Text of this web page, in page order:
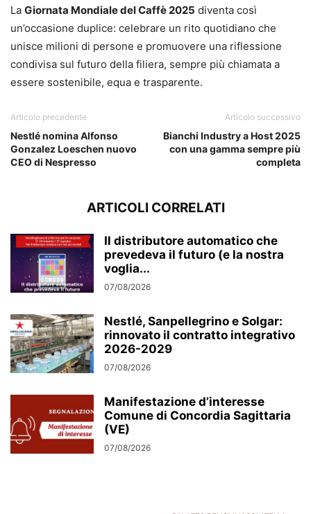
La Giornata Mondiale del Caffè 2025 diventa così
un’occasione duplice: celebrare un rito quotidiano che
unisce milioni di persone e promuovere una riflessione
condivisa sul futuro della filiera, sempre più chiamata a
essere sostenibile, equa e trasparente.
Articolo precedente
Nestlé nomina Alfonso
Gonzalez Loeschen nuovo
CEO di Nespresso
Articolo successivo
Bianchi Industry a Host 2025
con una gamma sempre più
completa
ARTICOLI CORRELATI
Il distributore automatico che
prevedeva il futuro (e la nostra
voglia...
07/08/2026
Nestlé, Sanpellegrino e Solgar:
rinnovato il contratto integrativo
2026-2029
07/08/2026
Manifestazione d’interesse
Comune di Concordia Sagittaria
(VE)
07/08/2026